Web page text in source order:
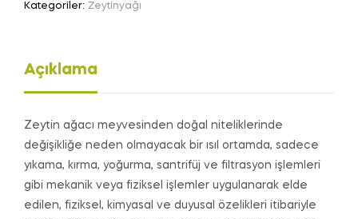
Kategoriler: Zeytinyağı
Açıklama
Zeytin ağacı meyvesinden doğal niteliklerinde
değişikliğe neden olmayacak bir ısıl ortamda, sadece
yıkama, kırma, yoğurma, santrifüj ve filtrasyon işlemleri
gibi mekanik veya fiziksel işlemler uygulanarak elde
edilen, fiziksel, kimyasal ve duyusal özelikleri itibariyle